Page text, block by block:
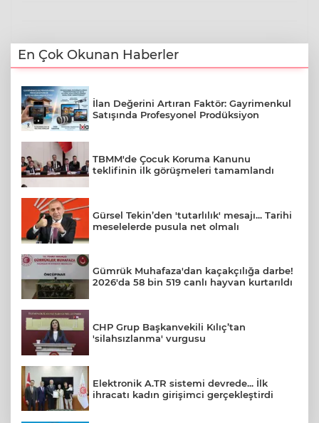
En Çok Okunan Haberler
İlan Değerini Artıran Faktör: Gayrimenkul
Satışında Profesyonel Prodüksiyon
TBMM'de Çocuk Koruma Kanunu
teklifinin ilk görüşmeleri tamamlandı
Gürsel Tekin’den 'tutarlılık' mesajı... Tarihi
meselelerde pusula net olmalı
Gümrük Muhafaza'dan kaçakçılığa darbe!
2026'da 58 bin 519 canlı hayvan kurtarıldı
CHP Grup Başkanvekili Kılıç’tan
'silahsızlanma' vurgusu
Elektronik A.TR sistemi devrede... İlk
ihracatı kadın girişimci gerçekleştirdi